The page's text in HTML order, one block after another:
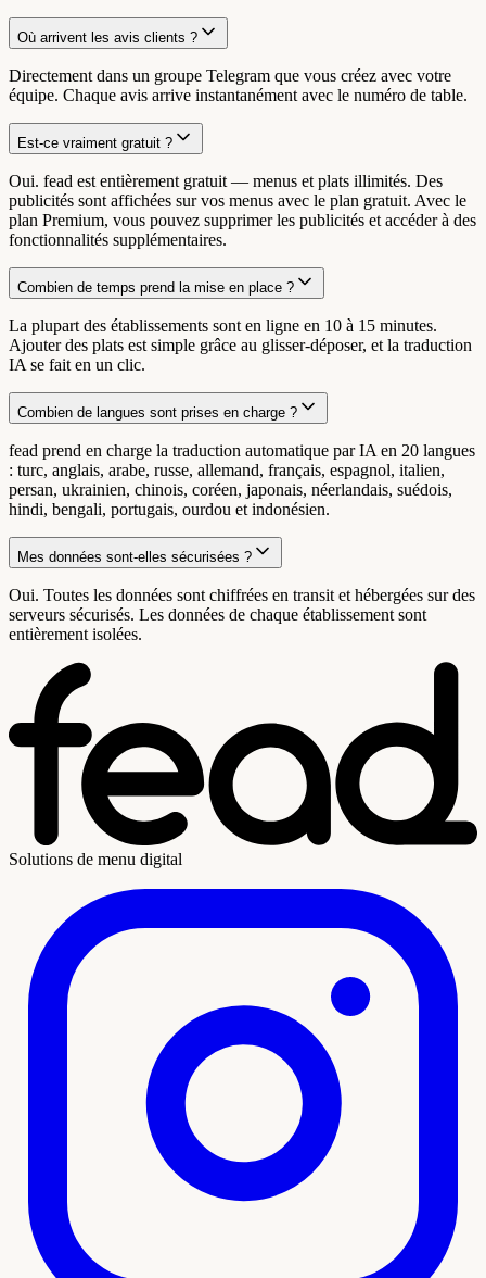
Où arrivent les avis clients ?
Directement dans un groupe Telegram que vous créez avec votre
équipe. Chaque avis arrive instantanément avec le numéro de table.
Est-ce vraiment gratuit ?
Oui. fead est entièrement gratuit — menus et plats illimités. Des
publicités sont affichées sur vos menus avec le plan gratuit. Avec le
plan Premium, vous pouvez supprimer les publicités et accéder à des
fonctionnalités supplémentaires.
Combien de temps prend la mise en place ?
La plupart des établissements sont en ligne en 10 à 15 minutes.
Ajouter des plats est simple grâce au glisser-déposer, et la traduction
IA se fait en un clic.
Combien de langues sont prises en charge ?
fead prend en charge la traduction automatique par IA en 20 langues
: turc, anglais, arabe, russe, allemand, français, espagnol, italien,
persan, ukrainien, chinois, coréen, japonais, néerlandais, suédois,
hindi, bengali, portugais, ourdou et indonésien.
Mes données sont-elles sécurisées ?
Oui. Toutes les données sont chiffrées en transit et hébergées sur des
serveurs sécurisés. Les données de chaque établissement sont
entièrement isolées.
Solutions de menu digital